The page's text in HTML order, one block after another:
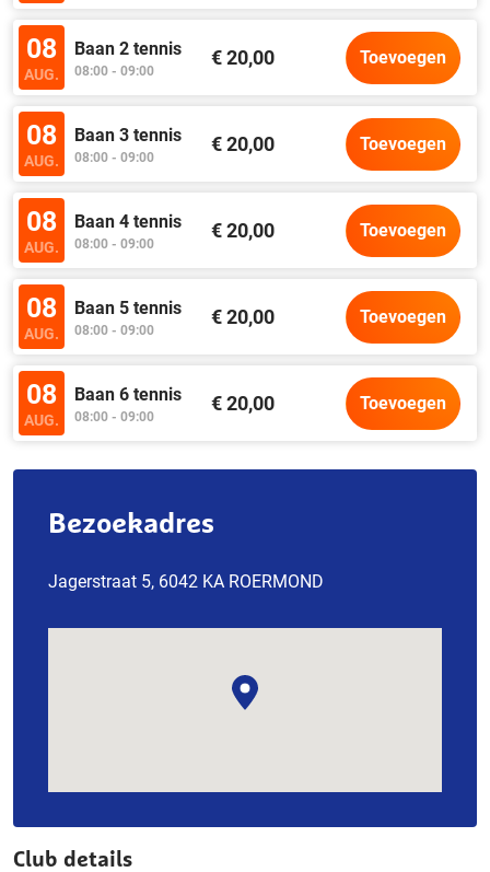
08
AUG.
Baan 2 tennis
08:00 - 09:00
€ 20,00 Toevoegen
08
AUG.
Baan 3 tennis
08:00 - 09:00
€ 20,00 Toevoegen
08
AUG.
Baan 4 tennis
08:00 - 09:00
€ 20,00 Toevoegen
08
AUG.
Baan 5 tennis
08:00 - 09:00
€ 20,00 Toevoegen
08
AUG.
Baan 6 tennis
08:00 - 09:00
€ 20,00 Toevoegen
Bezoekadres
Jagerstraat 5, 6042 KA ROERMOND
Club details